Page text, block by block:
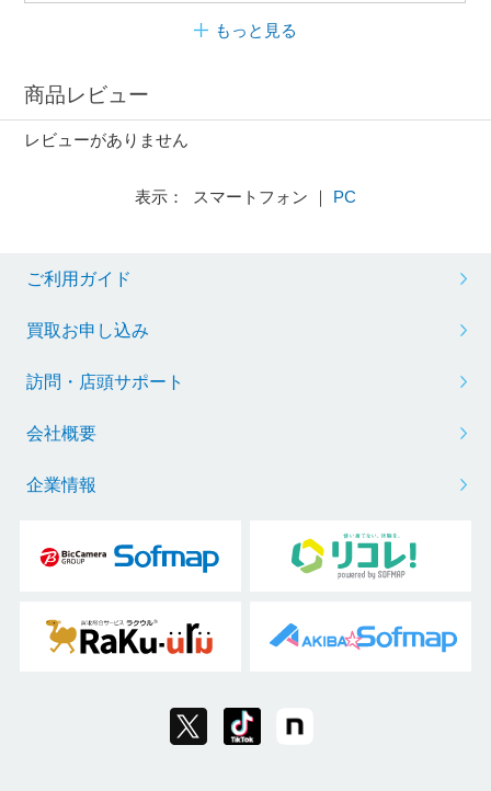
もっと見る
商品レビュー
レビューがありません
表示： スマートフォン ｜ PC
ご利用ガイド
買取お申し込み
訪問・店頭サポート
会社概要
企業情報